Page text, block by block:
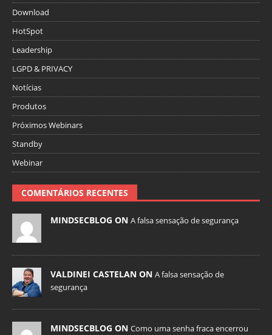
Download
HotSpot
Leadership
LGPD & PRIVACY
Notícias
Produtos
Próximos Webinars
Standby
Webinar
COMENTÁRIOS RECENTES
MINDSECBLOG ON A falsa sensação de segurança
VALDINEI CASTELAN ON A falsa sensação de
segurança
MINDSECBLOG ON Como uma senha fraca encerrou